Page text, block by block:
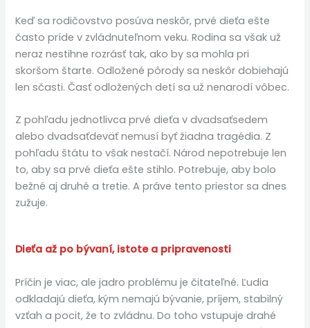
Keď sa rodičovstvo posúva neskôr, prvé dieťa ešte
často príde v zvládnuteľnom veku. Rodina sa však už
neraz nestihne rozrásť tak, ako by sa mohla pri
skoršom štarte. Odložené pôrody sa neskôr dobiehajú
len sčasti. Časť odložených detí sa už nenarodí vôbec.
Z pohľadu jednotlivca prvé dieťa v dvadsaťsedem
alebo dvadsaťdeväť nemusí byť žiadna tragédia. Z
pohľadu štátu to však nestačí. Národ nepotrebuje len
to, aby sa prvé dieťa ešte stihlo. Potrebuje, aby bolo
bežné aj druhé a tretie. A práve tento priestor sa dnes
zužuje.
Dieťa až po bývaní, istote a pripravenosti
Príčin je viac, ale jadro problému je čitateľné. Ľudia
odkladajú dieťa, kým nemajú bývanie, príjem, stabilný
vzťah a pocit, že to zvládnu. Do toho vstupuje drahé